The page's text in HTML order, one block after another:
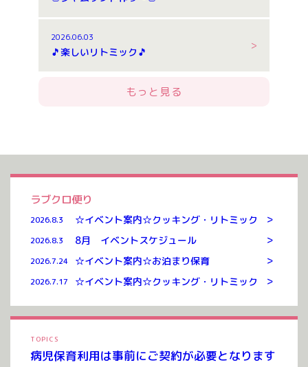
2026.06.03
🎵楽しいリトミック🎵
もっと見る
TOPICS
病児保育利用は事前にご契約が必要となります
ラブクロ便り
2026.8.3 ☆イベント案内☆クッキング・リトミック >
2026.8.3 8月 イベントスケジュール >
2026.7.24 ☆イベント案内☆お泊まり保育 >
2026.7.17 ☆イベント案内☆クッキング・リトミック >